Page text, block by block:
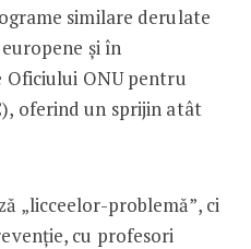
similare derulate
și în
ONU pentru
oferind un sprijin atât
„licceelor-problemă”, ci
cu profesori